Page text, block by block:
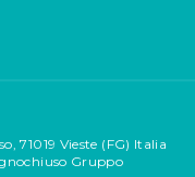
71019 Vieste (FG) Italia
Gruppo